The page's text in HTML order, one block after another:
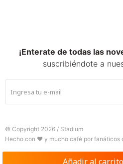
Añadir al carrito
¡Enterate de todas las
suscribiéndote a
© Copyright 2026 / Stadium